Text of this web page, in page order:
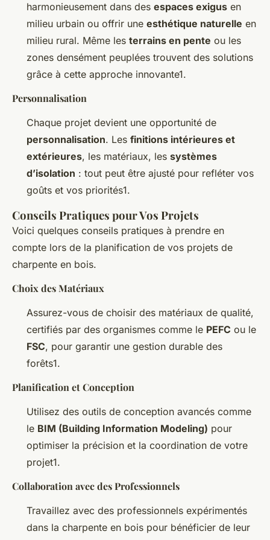
harmonieusement dans des espaces exigus en
milieu urbain ou offrir une esthétique naturelle en
milieu rural. Même les terrains en pente ou les
zones densément peuplées trouvent des solutions
grâce à cette approche innovante1.
Personnalisation
Chaque projet devient une opportunité de
personnalisation. Les finitions intérieures et
extérieures, les matériaux, les systèmes
d’isolation : tout peut être ajusté pour refléter vos
goûts et vos priorités1.
Conseils Pratiques pour Vos Projets
Voici quelques conseils pratiques à prendre en
compte lors de la planification de vos projets de
charpente en bois.
Choix des Matériaux
Assurez-vous de choisir des matériaux de qualité,
certifiés par des organismes comme le PEFC ou le
FSC, pour garantir une gestion durable des
forêts1.
Planification et Conception
Utilisez des outils de conception avancés comme
le BIM (Building Information Modeling) pour
optimiser la précision et la coordination de votre
projet1.
Collaboration avec des Professionnels
Travaillez avec des professionnels expérimentés
dans la charpente en bois pour bénéficier de leur